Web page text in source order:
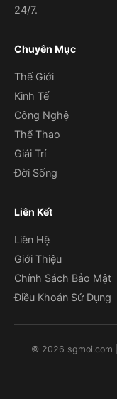
24/7.
Chuyên Mục
Thế Giới
Kinh Tế
Công Nghệ
Thể Thao
Giải Trí
Đời Sống
Liên Kết
Liên Hệ
Giới Thiệu
Chính Sách Bảo Mật
Điều Khoản Sử Dụng
© 2026 sgmoi.com